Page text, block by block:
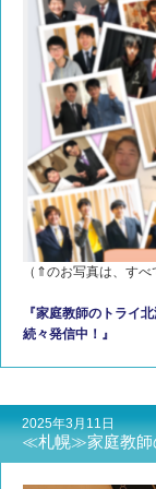
（⇑のお写真は、すべ
『家庭教師のトライ
続々発信中！』
2025年3月11日
≪札幌≫家庭教師